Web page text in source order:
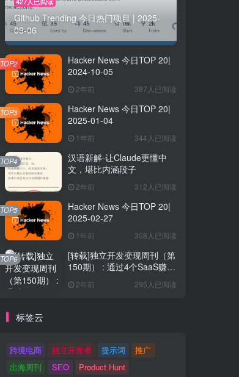
Github Trending 今日热门项目 | 2025-
09-06
Hacker News 今日TOP 20|
2024-10-05
2年前 387人已阅读
TOP2
Hacker News 今日TOP 20|
2025-01-04
1年前 344人已阅读
TOP3
汉语新解-让Claude更懂中
文，堪比内涵段子
2年前 312人已阅读
TOP4
Hacker News 今日TOP 20|
2025-02-27
1年前 308人已阅读
TOP5
[转载]独立开发变现周刊（第
150期） : 通过4个SaaS赚取
2年前 295人已阅读
TOP6
标签云
跨境电商 独立开发者 提示词
推广
出海周刊
SEO
Product Hunt